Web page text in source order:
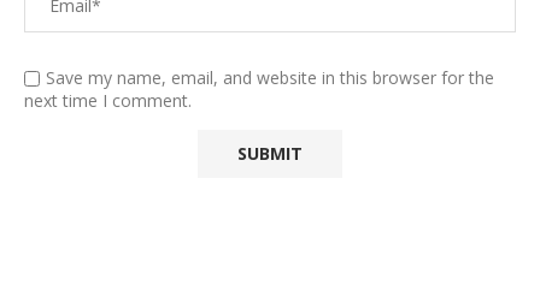
Save my name, email, and website in this browser for the
next time I comment.